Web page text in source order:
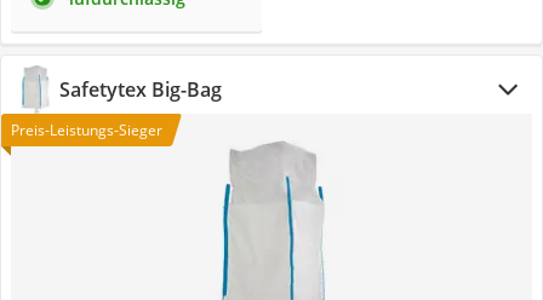
Safetytex Big-Bag
Preis-Leistungs-Sieger